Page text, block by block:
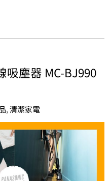
吸塵器 MC-BJ990
,清潔家電